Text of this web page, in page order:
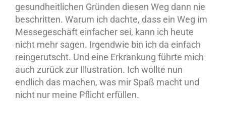
gesundheitlichen Gründen diesen Weg dann nie
beschritten. Warum ich dachte, dass ein Weg im
Messegeschäft einfacher sei, kann ich heute
nicht mehr sagen. Irgendwie bin ich da einfach
reingerutscht. Und eine Erkrankung führte mich
auch zurück zur Illustration. Ich wollte nun
endlich das machen, was mir Spaß macht und
nicht nur meine Pflicht erfüllen.